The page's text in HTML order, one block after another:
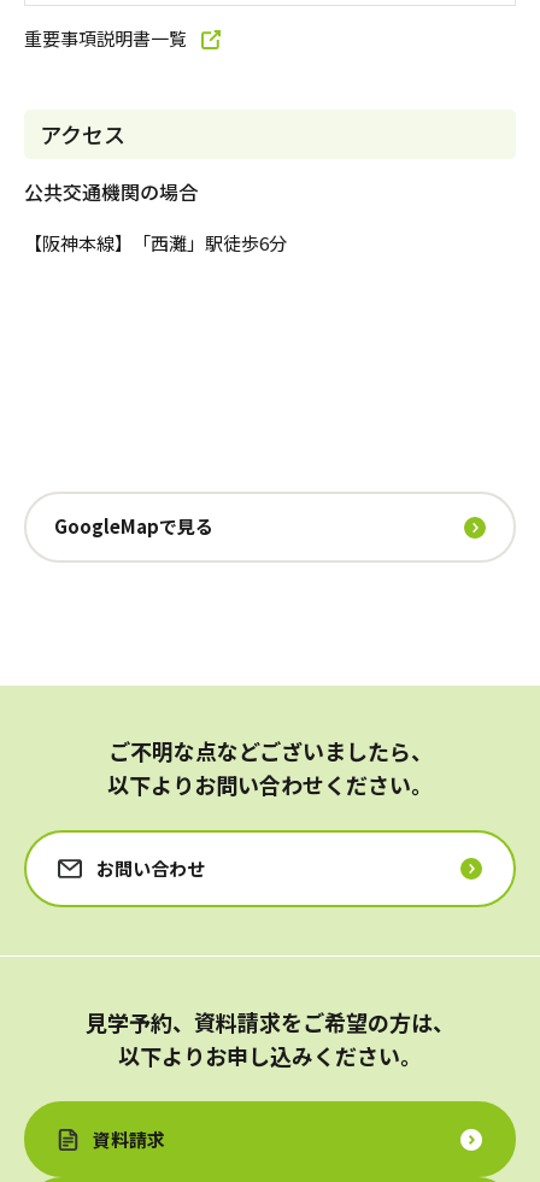
重要事項説明書一覧
アクセス
公共交通機関の場合
【阪神本線】「西灘」駅徒歩6分
GoogleMapで見る
ご不明な点などございましたら、
以下よりお問い合わせください。
お問い合わせ
見学予約、資料請求をご希望の方は、
以下よりお申し込みください。
資料請求